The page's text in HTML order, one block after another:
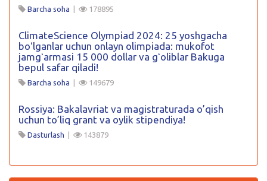
Barcha soha | 178895
ClimateScience Olympiad 2024: 25 yoshgacha
boʻlganlar uchun onlayn olimpiada: mukofot
jamgʻarmasi 15 000 dollar va gʻoliblar Bakuga
bepul safar qiladi!
Barcha soha | 149679
Rossiya: Bakalavriat va magistraturada o’qish
uchun to’liq grant va oylik stipendiya!
Dasturlash | 143879